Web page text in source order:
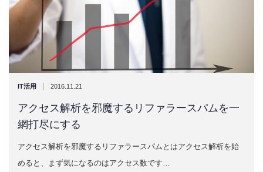
IT活用 | 2016.11.21
アクセス解析を邪魔するリファラースパムを一
網打尽にする
アクセス解析を邪魔するリファラースパムとはアクセス解析を始
めると、まず気になるのはアクセス数です…